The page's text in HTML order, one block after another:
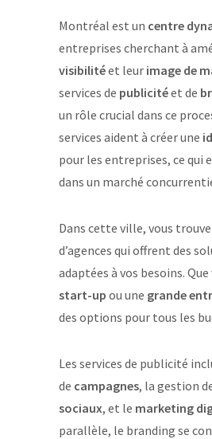
Montréal est un centre
entreprises cherchant à
visibilitéet leur image de
services de publicitéet de
un rôle crucial dans ce
services aident à créer une
pour les entreprises, ce qui
dans un marché
Dans cette ville, vous
d’agences qui offrent des
adaptées à vos besoins.
start-up ou une grande
des options pour tous les
Les services de publicité
de campagnes, la gestion
sociaux, et le marketing
parallèle, le branding se